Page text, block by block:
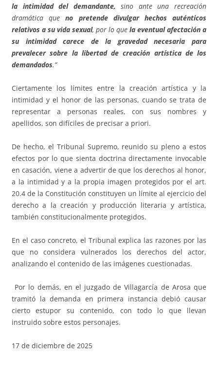
la intimidad del demandante, sino ante una recreación
dramática queno pretende divulgar hechos auténticos
relativos a su vida sexual, por lo que la eventual afectación a
su intimidad carece de la gravedad necesaria para
prevalecer sobre la libertad de creación artística de los
demandados.”
Ciertamente los límites entre la creación artística y la
intimidad y el honor de las personas, cuando se trata de
representar a personas reales, con sus nombres y
apellidos, son difíciles de precisar a priori.
De hecho, el Tribunal Supremo, reunido su pleno a estos
efectos por lo que sienta doctrina directamente invocable
en casación, viene a advertir de que los derechos al honor,
a la intimidad y a la propia imagen protegidos por el art.
20.4 de la Constitución constituyen un límite al ejercicio del
derecho a la creación y producción literaria y artística,
también constitucionalmente protegidos.
En el caso concreto, el Tribunal explica las razones por las
que no considera vulnerados los derechos del actor,
analizando el contenido de las imágenes cuestionadas.
Por lo demás, en el juzgado de Villagarcía de Arosa que
tramitó la demanda en primera instancia debió causar
cierto estupor su contenido, con todo lo que llevan
instruido sobre estos personajes.
17 de diciembre de 2025